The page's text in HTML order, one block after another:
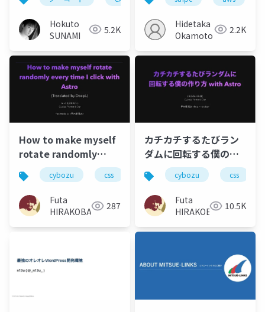
Hokuto
SUNAMI
5.2K
JP_Stripes Fukuoka
202307Hidetaka
Okamoto
2.2K
How to make myself
rotate randomly
every time i click
with Astro
(Translated by
DeelL)
cybozu css javascript react
Futa
HIRAKOBA
287
カチカチするたびラン
ダムに回転する僕の作
り方 with Astro
cybozu css
Futa
HIRAKOBA
10.5K